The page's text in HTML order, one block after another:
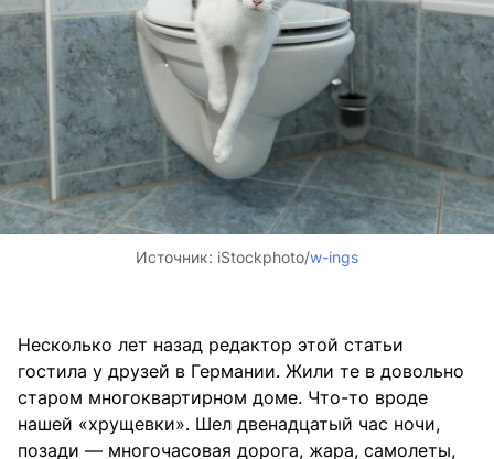
Источник: iStockphoto/w-ings
Несколько лет назад редактор этой статьи
гостила у друзей в Германии. Жили те в довольно
старом многоквартирном доме. Что-то вроде
нашей «хрущевки». Шел двенадцатый час ночи,
позади — многочасовая дорога, жара, самолеты,